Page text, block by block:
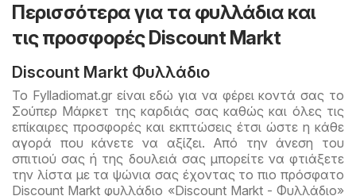
Περισσότερα για τα φυλλάδια και
τις προσφορές Discount Markt
Discount Markt Φυλλάδιο
Το Fylladiomat.gr είναι εδώ για να φέρει κοντά σας το
Σούπερ Μάρκετ της καρδιάς σας καθώς και όλες τις
επίκαιρες προσφορές και εκπτώσεις έτσι ώστε η κάθε
αγορά που κάνετε να αξίζει. Από την άνεση του
σπιτιού σας ή της δουλειά σας μπορείτε να φτιάξετε
την λίστα με τα ψώνια σας έχοντας το πιο πρόσφατο
Discount Markt φυλλάδιο «Discount Markt - Φυλλάδιο»